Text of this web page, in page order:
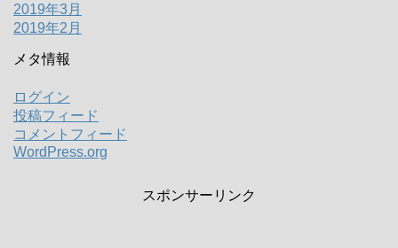
2019年3月
2019年2月
メタ情報
ログイン
投稿フィード
コメントフィード
WordPress.org
スポンサーリンク